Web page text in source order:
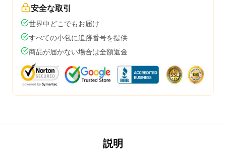
安全な取引
世界中どこでもお届け
すべての小包に追跡番号を提供
商品が届かない場合は全額返金
説明